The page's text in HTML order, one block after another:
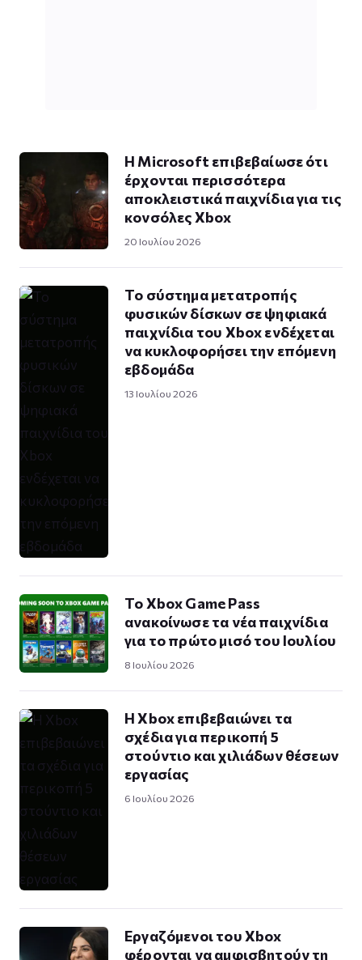
H Microsoft επιβεβαίωσε ότι
έρχονται περισσότερα
αποκλειστικά παιχνίδια για τις
κονσόλες Xbox
20 Ιουλίου 2026
Το σύστημα μετατροπής
φυσικών δίσκων σε ψηφιακά
παιχνίδια του Xbox ενδέχεται
να κυκλοφορήσει την επόμενη
εβδομάδα
13 Ιουλίου 2026
Το Xbox Game Pass
ανακοίνωσε τα νέα παιχνίδια
για το πρώτο μισό του Ιουλίου
8 Ιουλίου 2026
Η Xbox επιβεβαιώνει τα
σχέδια για περικοπή 5
στούντιο και χιλιάδων θέσεων
εργασίας
6 Ιουλίου 2026
Εργαζόμενοι του Xbox
φέρονται να αμφισβητούν τη